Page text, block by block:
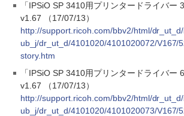
「IPSiO SP 3410用プリンタードライバー
v1.67 （17/07/13）
http://support.ricoh.com/bbv2/html/
ub_j/dr_ut_d/4101020/4101020072/V167/
story.htm
「IPSiO SP 3410用プリンタードライバー
v1.67 （17/07/13）
http://support.ricoh.com/bbv2/html/
ub_j/dr_ut_d/4101020/4101020073/V167/